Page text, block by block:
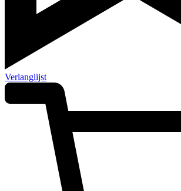
Verlanglijst